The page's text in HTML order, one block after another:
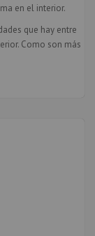
en el interior.
que hay entre
Como son más